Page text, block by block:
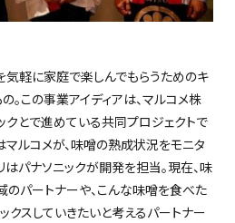
気軽に家庭で楽しんでもらうためのキ
。この事業アイディアは、マルコメ株
とで進めている共同プロジェクトで
マルコメが、味噌の熟成状況をモニタ
はパナソニックが開発を担当。現在、味
パートナーや、こんな味噌を食べた
クスしていきたいと考えるパートナー